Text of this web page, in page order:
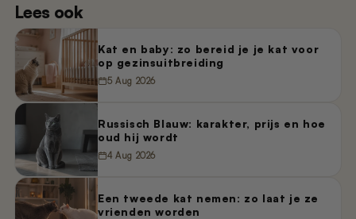
Lees ook
Kat en baby: zo bereid je je kat voor
op gezinsuitbreiding
5 Aug 2026
Russisch Blauw: karakter, prijs en hoe
oud hij wordt
4 Aug 2026
Een tweede kat nemen: zo laat je ze
vrienden worden